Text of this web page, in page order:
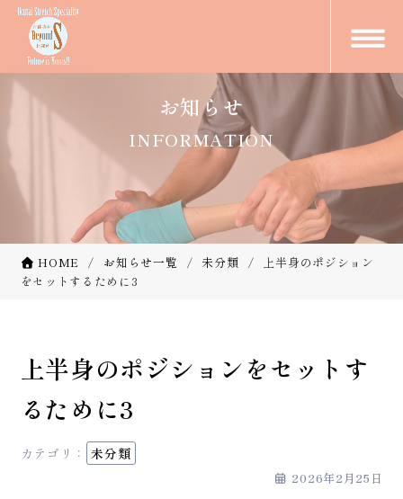
INFORMATION
お知らせ
HOME お知らせ一覧 未分類
上半身のポジション
をセットするために3
上半身のポジションをセットす
るために3
カテゴリ： 未分類
2026年2月25日